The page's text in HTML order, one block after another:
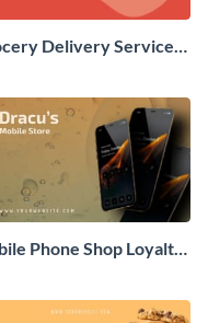
Delivery Service
Phone Shop Loyalty